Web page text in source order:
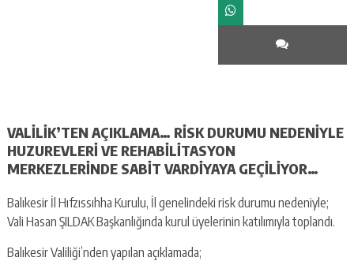
VALİLİK’TEN AÇIKLAMA… RİSK DURUMU NEDENİYLE
HUZUREVLERİ VE REHABİLİTASYON
MERKEZLERİNDE SABİT VARDİYAYA GEÇİLİYOR…
Balıkesir İl Hıfzıssıhha Kurulu, İl genelindeki risk durumu nedeniyle;
Vali Hasan ŞILDAK Başkanlığında kurul üyelerinin katılımıyla toplandı.
Balıkesir Valiliği’nden yapılan açıklamada;